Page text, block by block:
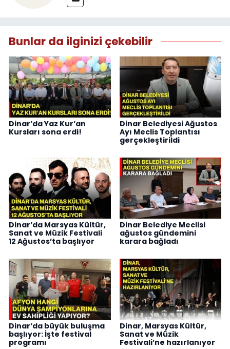
Bunlar da ilginizi çekebilir
Dinar’da Yaz Kur’an
Kursları sona erdi!
Dinar Belediyesi Ağustos
Ayı Meclis Toplantısı
gerçekleştirildi
Dinar’da Marsyas Kültür,
Sanat ve Müzik Festivali
12 Ağustos’ta başlıyor
Dinar Belediye Meclisi
ağustos gündemini
karara bağladı
Dinar’da büyük buluşma
başlıyor: İşte festival
programı
Dinar, Marsyas Kültür,
Sanat ve Müzik
Festivali’ne hazırlanıyor